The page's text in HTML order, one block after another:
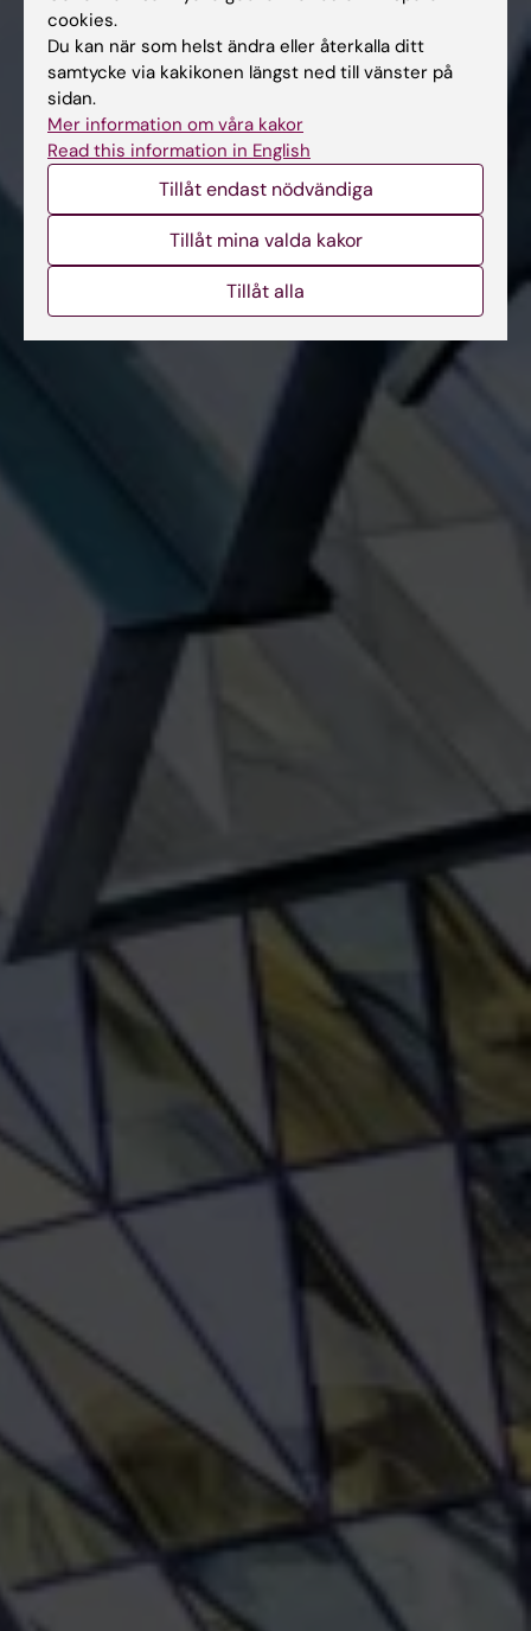
cookies.
Du kan när som helst ändra eller återkalla ditt
samtycke via kakikonen längst ned till vänster på
sidan.
Mer information om våra kakor
Read this information in English
Tillåt endast nödvändiga
Tillåt mina valda kakor
Tillåt alla